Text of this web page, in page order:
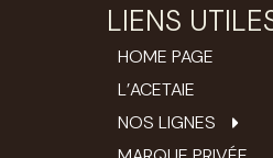
LIENS
HOME PAGE
L’ACETAIE
NOS LIGNES